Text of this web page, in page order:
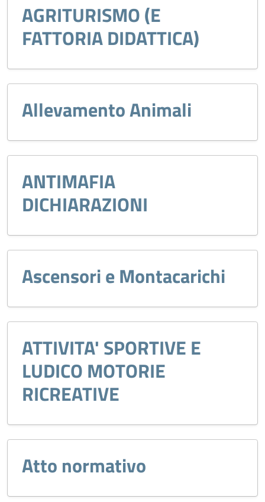
AGRITURISMO (E
FATTORIA DIDATTICA)
Allevamento Animali
ANTIMAFIA
DICHIARAZIONI
Ascensori e Montacarichi
ATTIVITA' SPORTIVE E
LUDICO MOTORIE
RICREATIVE
Atto normativo